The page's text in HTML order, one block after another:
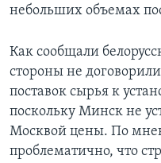
небольших объемах
Как сообщали
стороны не
поставок сырья к
поскольку Минск не
Москвой цены. По
проблематично, что